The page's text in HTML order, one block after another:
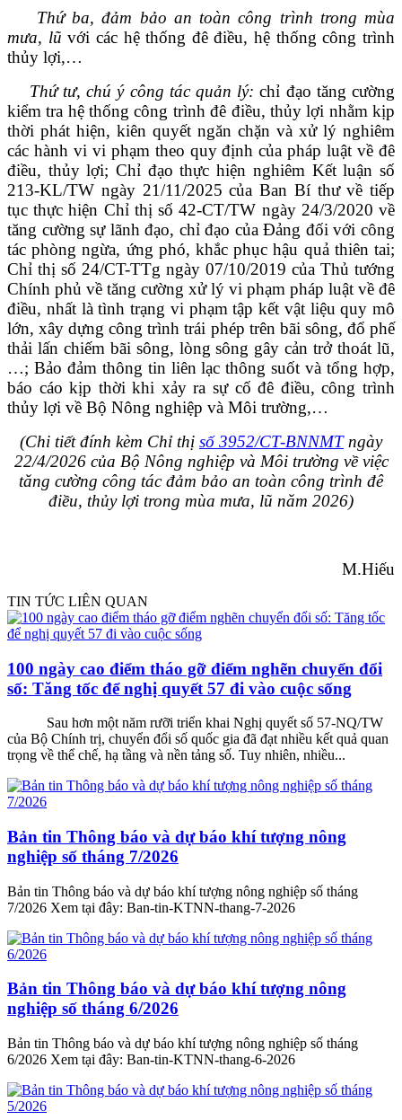
Thứ ba, đảm bảo an toàn công trình trong mùa
mưa, lũ với các hệ thống đê điều, hệ thống công trình
thủy lợi,…
Thứ tư, chú ý công tác quản lý:chỉ đạo tăng cường
kiểm tra hệ thống công trình đê điều, thủy lợi nhằm kịp
thời phát hiện, kiên quyết ngăn chặn và xử lý nghiêm
các hành vi vi phạm theo quy định của pháp luật về đê
điều, thủy lợi; Chỉ đạo thực hiện nghiêm Kết luận số
213-KL/TW ngày 21/11/2025 của Ban Bí thư về tiếp
tục thực hiện Chỉ thị số 42-CT/TW ngày 24/3/2020 về
tăng cường sự lãnh đạo, chỉ đạo của Đảng đối với công
tác phòng ngừa, ứng phó, khắc phục hậu quả thiên tai;
Chỉ thị số 24/CT-TTg ngày 07/10/2019 của Thủ tướng
Chính phủ về tăng cường xử lý vi phạm pháp luật về đê
điều, nhất là tình trạng vi phạm tập kết vật liệu quy mô
lớn, xây dựng công trình trái phép trên bãi sông, đổ phế
thải lấn chiếm bãi sông, lòng sông gây cản trở thoát lũ,
…; Bảo đảm thông tin liên lạc thông suốt và tổng hợp,
báo cáo kịp thời khi xảy ra sự cố đê điều, công trình
thủy lợi về Bộ Nông nghiệp và Môi trường,…
(Chi tiết đính kèm Chỉ thị số 3952/CT-BNNMTngày
22/4/2026 của Bộ Nông nghiệp và Môi trường về việc
tăng cường công tác đảm bảo an toàn công trình đê
điều, thủy lợi trong mùa mưa, lũ năm 2026)
M.Hiếu
TIN TỨC LIÊN QUAN
100 ngày cao điểm tháo gỡ điểm nghẽn chuyển đổi
số: Tăng tốc để nghị quyết 57 đi vào cuộc sống
Sau hơn một năm rưỡi triển khai Nghị quyết số 57-NQ/TW
của Bộ Chính trị, chuyển đổi số quốc gia đã đạt nhiều kết quả quan
trọng về thể chế, hạ tầng và nền tảng số. Tuy nhiên, nhiều...
Bản tin Thông báo và dự báo khí tượng nông
nghiệp số tháng 7/2026
Bản tin Thông báo và dự báo khí tượng nông nghiệp số tháng
7/2026 Xem tại đây: Ban-tin-KTNN-thang-7-2026
Bản tin Thông báo và dự báo khí tượng nông
nghiệp số tháng 6/2026
Bản tin Thông báo và dự báo khí tượng nông nghiệp số tháng
6/2026 Xem tại đây: Ban-tin-KTNN-thang-6-2026